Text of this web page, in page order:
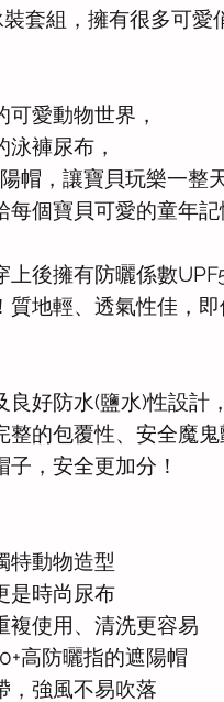
套組，擁有很多可愛
愛動物世界，
褲尿布，
帽，讓寶貝玩樂一整
每個寶貝可愛的童年
後擁有防曬係數
質地輕、透氣性佳，
良好防水(鹽水)性設計
整的包覆性、安全魔
子，安全更加分！
特動物造型
是時尚尿布
複使用、清洗更容易
高防曬指的遮陽帽
，強風不易吹落